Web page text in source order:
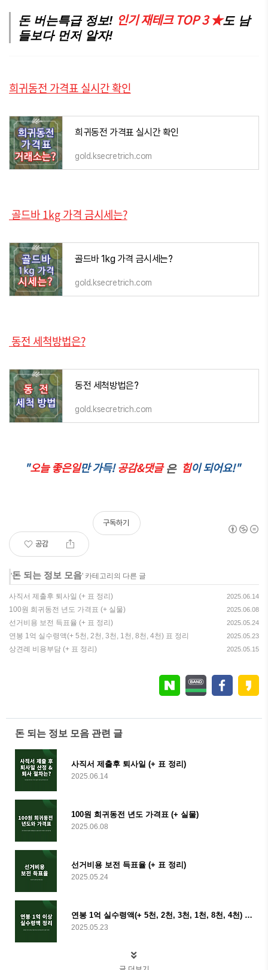
돈 버는특급 정보! 인기 재테크 TOP 3 ★도 남
들보다 먼저 알자!
희귀동전 가격표 실시간 확인
희귀동전 가격표 실시간 확인
gold.ksecretrich.com
골드바 1kg 가격 금시세는?
골드바 1kg 가격 금시세는?
gold.ksecretrich.com
동전 세척방법은?
동전 세척방법은?
gold.ksecretrich.com
"오늘 좋은일만 가득!공감&댓글 은 힘이 되어요!"
공감
구독하기
'돈 되는 정보 모음' 카테고리의 다른 글
사직서 제출후 퇴사일 (+ 표 정리) 2025.06.14
100원 희귀동전 년도 가격표 (+ 실물) 2025.06.08
선거비용 보전 득표율 (+ 표 정리) 2025.05.24
연봉 1억 실수령액(+ 5천, 2천, 3천, 1천, 8천, 4천) 표 정리 2025.05.23
상견례 비용부담 (+ 표 정리) 2025.05.15
돈 되는 정보 모음 관련 글
사직서 제출후 퇴사일 (+ 표 정리)
2025.06.14
100원 희귀동전 년도 가격표 (+ 실물)
2025.06.08
선거비용 보전 득표율 (+ 표 정리)
2025.05.24
연봉 1억 실수령액(+ 5천, 2천, 3천, 1천, 8천, 4천) 표 정리
2025.05.23